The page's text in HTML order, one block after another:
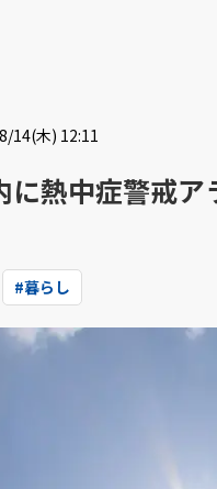
14(木) 12:11
に熱中症警戒
#暮らし